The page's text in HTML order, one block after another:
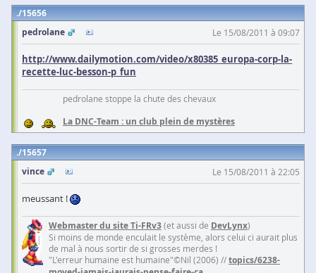
15656
pedrolane
Le 15/08/2011 à 09:07
http://www.dailymotion.com/video/x80385_europa-corp-la-
recette-luc-besson-p_fun
pedrolane stoppe la chute des chevaux
La DNC-Team : un club plein de mystères
15657
vince
Le 15/08/2011 à 22:05
meussant !
Webmaster du site Ti-FRv3(et aussi de DevLynx)
Si moins de monde enculait le système, alors celui ci aurait plus
de mal à nous sortir de si grosses merdes !
"L'erreur humaine est humaine"©Nil (2006) //topics/6238-